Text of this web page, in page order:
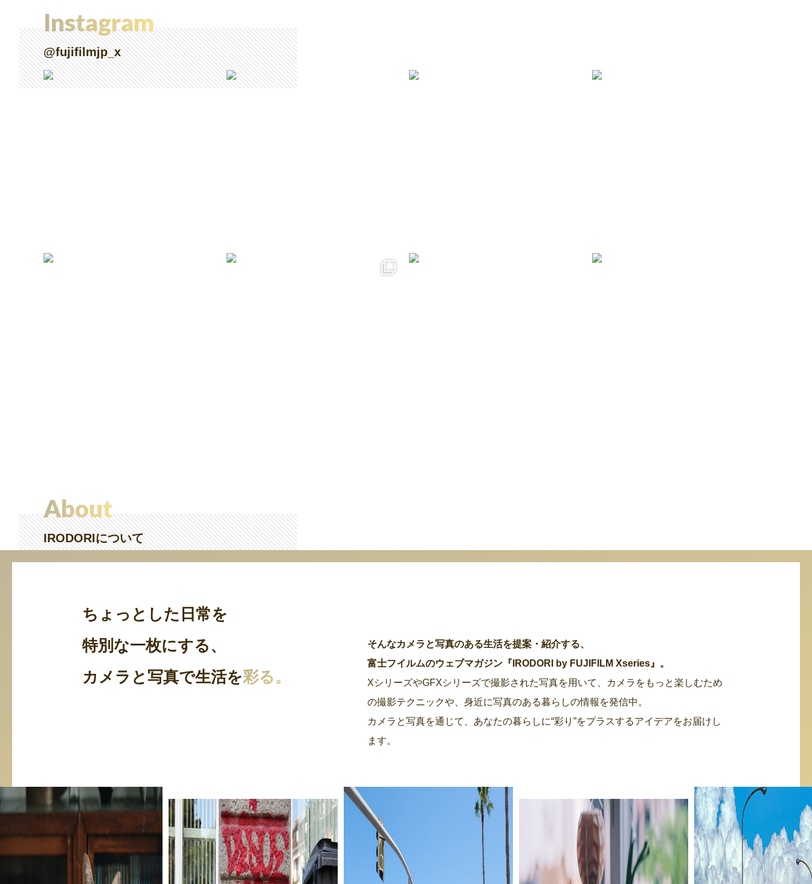
Instagram
@fujifilmjp_x
About
IRODORIについて
ちょっとした日常を
特別な一枚にする、
カメラと写真で生活を彩る。
そんなカメラと写真のある生活を提案・紹介する、
富士フイルムのウェブマガジン『IRODORI by FUJIFILM Xseries』。
XシリーズやGFXシリーズで撮影された写真を用いて、カメラをもっと楽しむため
の撮影テクニックや、身近に写真のある暮らしの情報を発信中。
カメラと写真を通じて、あなたの暮らしに“彩り”をプラスするアイデアをお届けし
ます。